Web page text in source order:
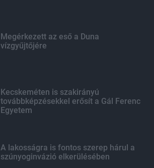
Megérkezett az eső a Duna
vízgyűjtőjére
Kecskeméten is szakirányú
továbbképzésekkel erősít a Gál Ferenc
Egyetem
A lakosságra is fontos szerep hárul a
szúnyoginvázió elkerülésében